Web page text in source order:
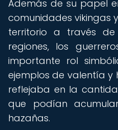
Además de su papel
comunidades vikingas
territorio a través de
regiones, los
importante rol
ejemplos de valentía y
reflejaba en la
que podían
hazañas.